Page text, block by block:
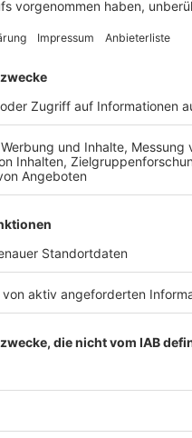
Eine Barauszahlung
Gewinnanspruch ist
Gewinners erhält die
Die Stadt Monheim
Gewinneinlösung und
Monheim Mitte
Konto der
30.1.2023 die
lassen.
Erstattungsfähig sind
Freizeit im Bereich
man hier:
www.monheimmitte.de
Die Einkäufe müssen
haben. Es können